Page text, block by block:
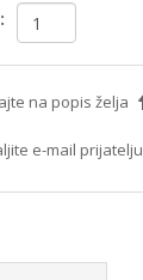
na popis želja
e-mail prijatelju